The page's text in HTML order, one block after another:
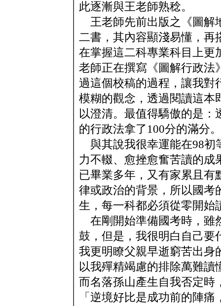
此逐漸與王老師熟稔。
王老師先前出版之《圖解
二書，其內容顯淺易懂，再
在掌握這二科專業科目上更
老師正在撰寫《圖解行政法
過這個校稿的過程，讓我對
模糊的觀念，透過閱讀這本
以澄清。最值得驕傲的是
的行政法拿了100分的滿分。
與其說我很幸運能在98初
力不輟、愈挫愈奮苦讀的
已畢業多年，又有家累且
律或政治的背景，所以國考
生，每一科都必須從零開始
在剛開始準備國考時，雖
鼓，但是，我很明白自己要
我更明瞭父親早逝窮苦出身
以我殫精竭慮的排除萬難
而名落孫山產生自我否定時
「逆境好比是成功前的陣